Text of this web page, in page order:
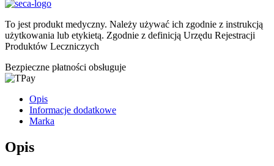
To jest produkt medyczny. Należy używać ich zgodnie z instrukcją
użytkowania lub etykietą. Zgodnie z definicją Urzędu Rejestracji
Produktów Leczniczych
Bezpieczne płatności obsługuje
Opis
Informacje dodatkowe
Marka
Opis